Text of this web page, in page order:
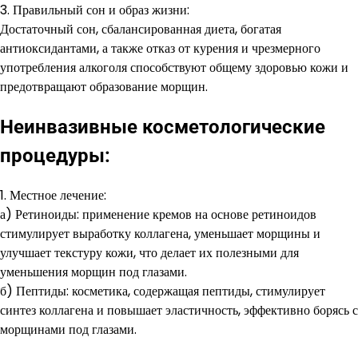
3. Правильный сон и образ жизни:
Достаточный сон, сбалансированная диета, богатая
антиоксидантами, а также отказ от курения и чрезмерного
употребления алкоголя способствуют общему здоровью кожи и
предотвращают образование морщин.
Неинвазивные косметологические
процедуры:
1. Местное лечение:
а) Ретиноиды: применение кремов на основе ретиноидов
стимулирует выработку коллагена, уменьшает морщины и
улучшает текстуру кожи, что делает их полезными для
уменьшения морщин под глазами.
б) Пептиды: косметика, содержащая пептиды, стимулирует
синтез коллагена и повышает эластичность, эффективно борясь с
морщинами под глазами.